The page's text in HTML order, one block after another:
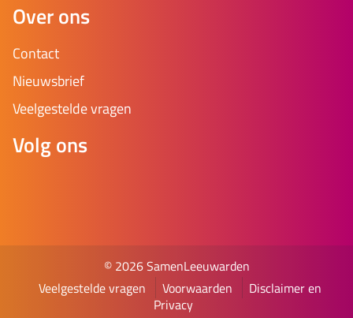
Over ons
Contact
Nieuwsbrief
Veelgestelde vragen
Volg ons
© 2026 SamenLeeuwarden
Veelgestelde vragen
Voorwaarden
Disclaimer en
Privacy